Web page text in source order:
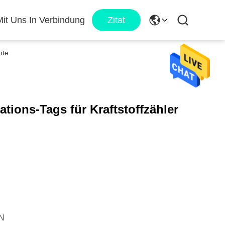
Uns In Verbindung Zitat
Tags für Kraftstoffzähler